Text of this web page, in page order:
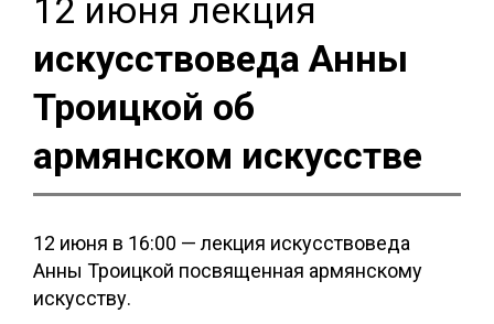
12 июня лекция
искусствоведа Анны
Троицкой об
армянском искусстве
12 июня в 16:00 — лекция искусствоведа
Анны Троицкой посвященная армянскому
искусству.